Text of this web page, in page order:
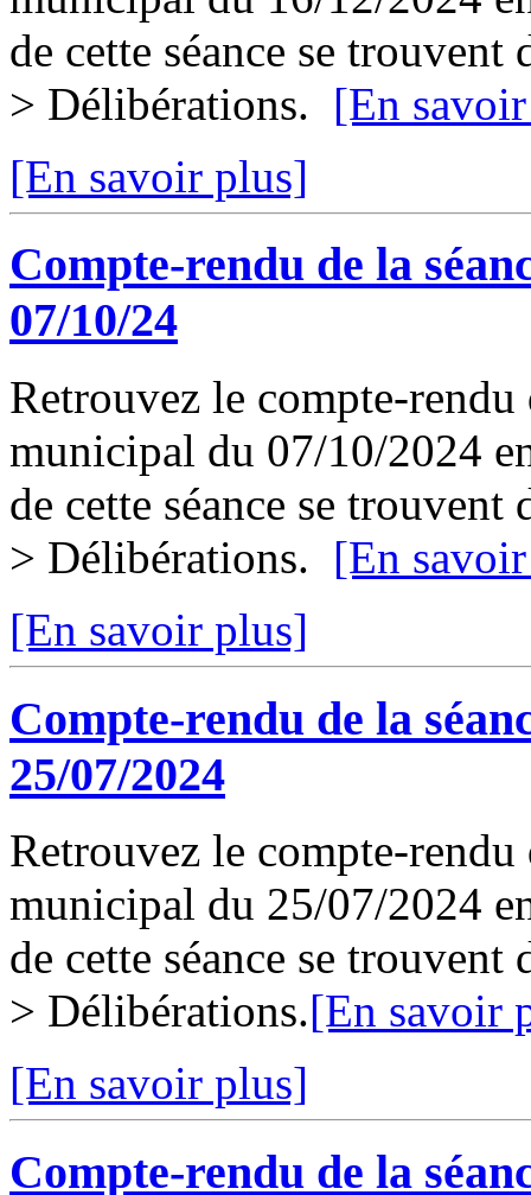
de cette séance se
> Délibérations. [En
[En savoir plus]
Compte-rendu de la
07/10/24
Retrouvez le compte-rendu
municipal du 07/10/2024
de cette séance se
> Délibérations. [En
[En savoir plus]
Compte-rendu de la
25/07/2024
Retrouvez le compte-rendu
municipal du 25/07/2024
de cette séance se
> Délibérations.[En savoir
[En savoir plus]
Compte-rendu de la